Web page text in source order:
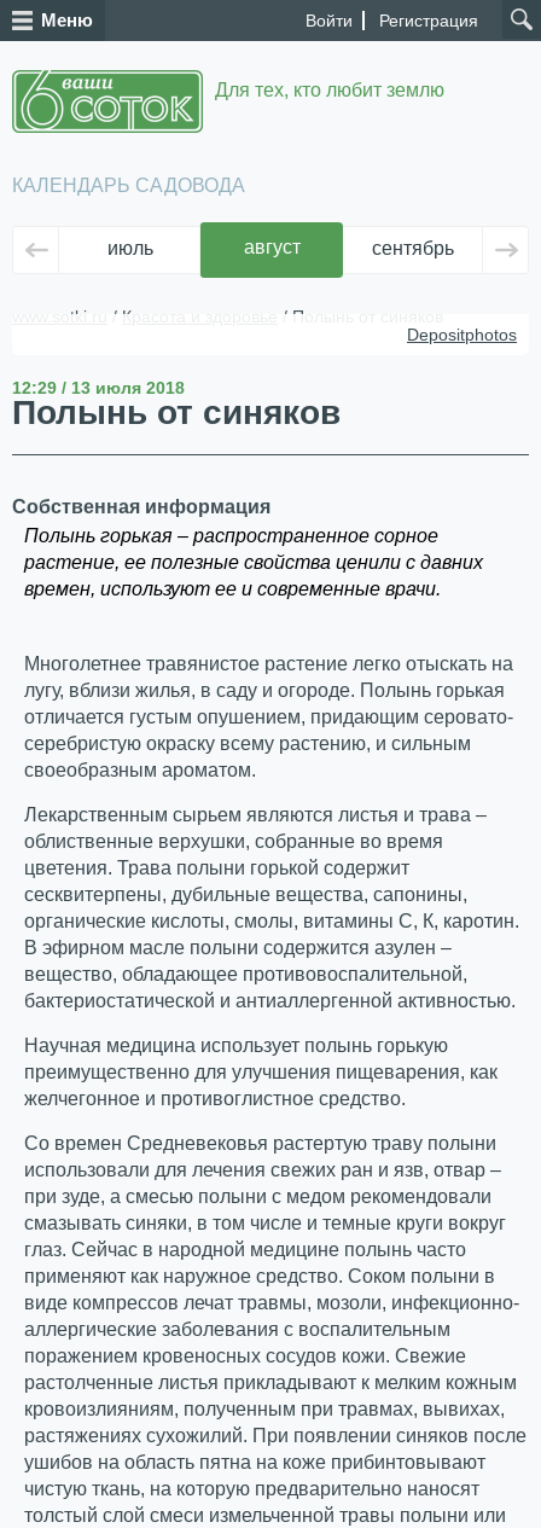
Войти Регистрация
Меню
Для тех, кто любит землю
КАЛЕНДАРЬ САДОВОДА
июль август сентябрь
www.sotki.ru / Красота и здоровье
/ Полынь от синяков
Depositphotos
12:29 / 13 июля 2018
Полынь от синяков
Собственная информация
Полынь горькая – распространенное сорное
растение, ее полезные свойства ценили с давних
времен, используют ее и современные врачи.
Многолетнее травянистое растение легко отыскать на
лугу, вблизи жилья, в саду и огороде. Полынь горькая
отличается густым опушением, придающим серовато-
серебристую окраску всему растению, и сильным
своеобразным ароматом.
Лекарственным сырьем являются листья и трава –
облиственные верхушки, собранные во время
цветения. Трава полыни горькой содержит
сесквитерпены, дубильные вещества, сапонины,
органические кислоты, смолы, витамины С, К, каротин.
В эфирном масле полыни содержится азулен –
вещество, обладающее противовоспалительной,
бактериостатической и антиаллергенной активностью.
Научная медицина использует полынь горькую
преимущественно для улучшения пищеварения, как
желчегонное и противоглистное средство.
Со времен Средневековья растертую траву полыни
использовали для лечения свежих ран и язв, отвар –
при зуде, а смесью полыни с медом рекомендовали
смазывать синяки, в том числе и темные круги вокруг
глаз. Сейчас в народной медицине полынь часто
применяют как наружное средство. Соком полыни в
виде компрессов лечат травмы, мозоли, инфекционно-
аллергические заболевания с воспалительным
поражением кровеносных сосудов кожи. Свежие
растолченные листья прикладывают к мелким кожным
кровоизлияниям, полученным при травмах, вывихах,
растяжениях сухожилий. При появлении синяков после
ушибов на область пятна на коже прибинтовывают
чистую ткань, на которую предварительно наносят
толстый слой смеси измельченной травы полыни или